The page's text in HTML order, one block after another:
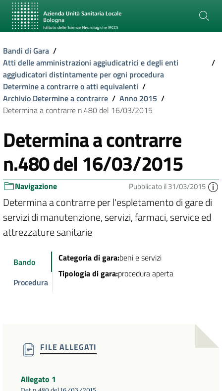
Bandi di Gara /
Atti delle amministrazioni aggiudicatrici e degli enti
aggiudicatori distintamente per ogni procedura
/
Determine a contrarre o atti equivalenti /
Archivio Determine a contrarre / Anno 2015 /
Determina a contrarre n.480 del 16/03/2015
Determina a contrarre
n.480 del 16/03/2015
Navigazione Pubblicato il 31/03/2015
Determina a contrarre per l'espletamento di gare di
servizi di manutenzione, servizi, farmaci, service ed
attrezzature sanitarie
Bando
Procedura
Categoria di gara:beni e servizi
Tipologia di gara:procedura aperta
FILE ALLEGATI
Allegato 1